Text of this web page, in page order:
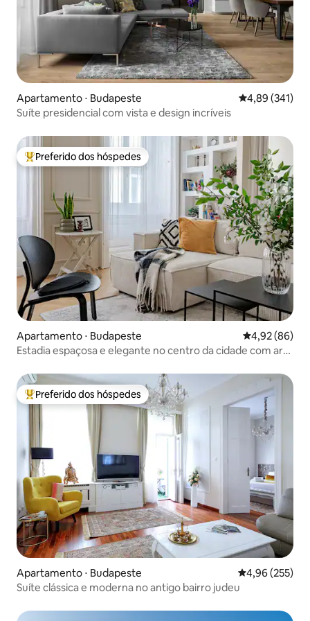
Apartamento ⋅ Budapeste 4,89 de uma
4,89 (341)
Suíte presidencial com vista e design incríveis
Entre os melhores preferidos dos hóspedes
Preferido dos hóspedes
Apartamento ⋅ Budapeste 4,92 de uma
4,92 (86)
Estadia espaçosa e elegante no centro da cidade com ar-
Entre os melhores preferidos dos hóspedes
Preferido dos hóspedes
Apartamento ⋅ Budapeste 4,96 de uma
4,96 (255)
Suíte clássica e moderna no antigo bairro judeu